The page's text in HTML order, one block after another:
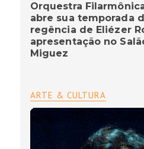
Orquestra
abre sua temporada
regência de Eliézer
apresentação no
Miguez
ARTE & CULTURA